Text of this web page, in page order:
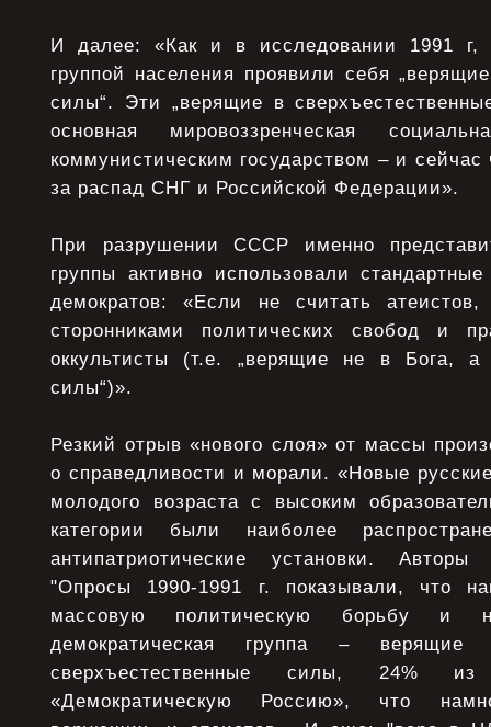
И далее: «Как и в исследовании 1991 г,
группой населения проявили себя
силы“. Эти „верящие в
основная мировоззренческая
коммунистическим государством – и
за распад СНГ и Российской Федерации».
При разрушении СССР именно
группы активно использовали стандартные
демократов: «Если не считать
сторонниками политических свобод и
оккультисты (т.е. „верящие не в Бога, а
силы“)».
Резкий отрыв «нового слоя» от массы
о справедливости и морали. «Новые
молодого возраста с высоким
категории были наиболее
антипатриотические установки.
"Опросы 1990-1991 г. показывали, что
массовую политическую борьбу и
демократическая группа –
сверхъестественные силы, 24%
«Демократическую Россию», что